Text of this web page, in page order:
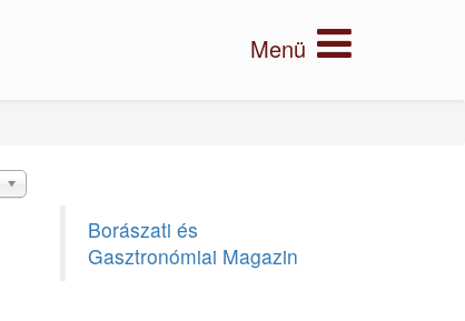
Borászati és
Gasztronómiai Magazin